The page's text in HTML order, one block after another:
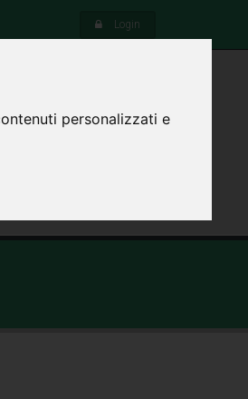
personalizzati e
Login